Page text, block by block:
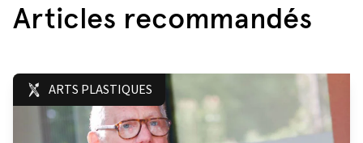
Articles recommandés
ARTS PLASTIQUES